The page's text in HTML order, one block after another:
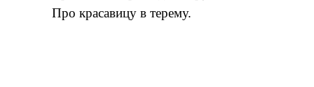
Про красавицу в терему.